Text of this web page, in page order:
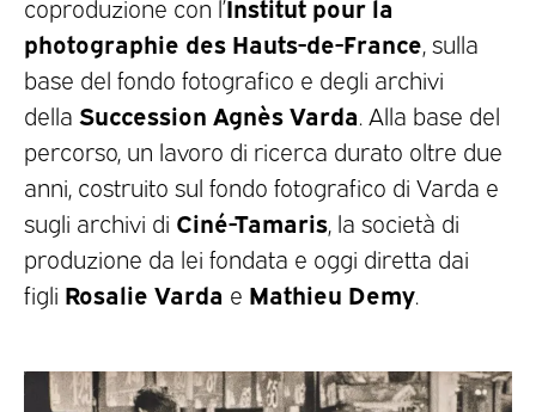
coproduzione con l’Institut pour la
photographie des Hauts-de-France , sulla
base del fondo fotografico e degli archivi
della Succession Agnès Varda . Alla base del
percorso, un lavoro di ricerca durato oltre due
anni, costruito sul fondo fotografico di Varda e
sugli archivi di Ciné-Tamaris , la società di
produzione da lei fondata e oggi diretta dai
figli Rosalie Varda e Mathieu Demy